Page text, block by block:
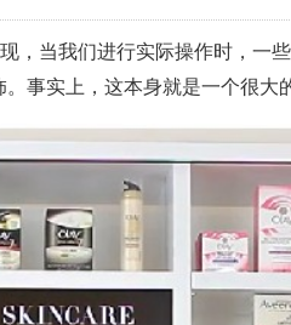
，当我们进行实际操作时，一
事实上，这本身就是一个很大